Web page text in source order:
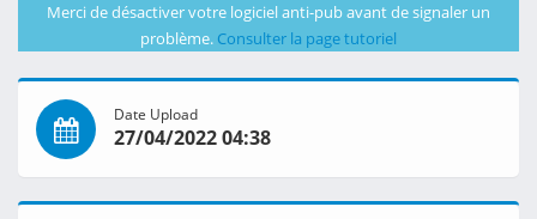
Merci de désactiver votre logiciel anti-pub avant de signaler un
problème. Consulter la page tutoriel
Date Upload
27/04/2022 04:38